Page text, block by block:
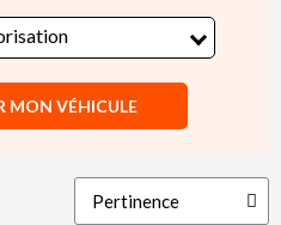
MON VÉHICULE